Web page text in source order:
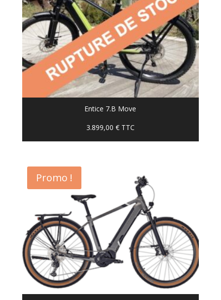
Entice 7.B Move
3.899,00 € TTC
Promo !